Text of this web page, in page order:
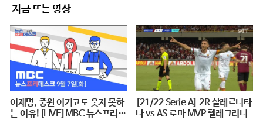
지금 뜨는 영상
이재명, 중원 이기고도 웃지 못하
는 이유![LIVE]MBC 뉴스프리데
[21/22 Serie A] 2R 살레르니타
나 vs AS 로마 MVP 펠레그리니